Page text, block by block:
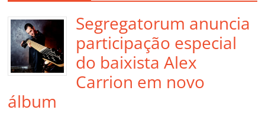
Segregatorum anuncia
participação especial
do baixista Alex
Carrion em novo
álbum